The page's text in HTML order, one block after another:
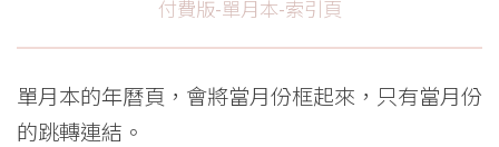
付費版-單月本-索引頁
單月本的年曆頁，會將當月份框起來，只有當月份
的跳轉連結。